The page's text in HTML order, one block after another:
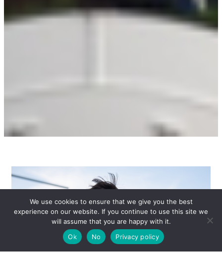
We use cookies to ensure that we give you the best
experience on our website. If you continue to use this site we
will assume that you are happy with it.
Ok
No Privacy policy